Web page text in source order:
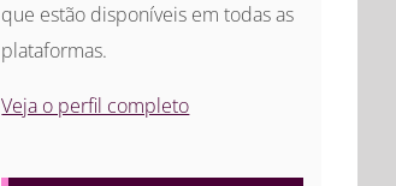
que estão disponíveis em todas as
plataformas.
Veja o perfil completo